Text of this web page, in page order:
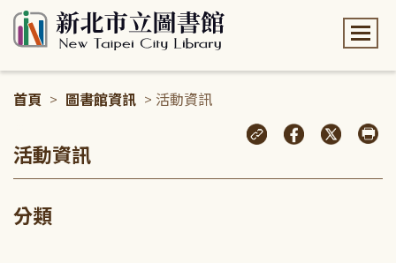
首頁 > 圖書館資訊 > 活動資訊
活動資訊
分類